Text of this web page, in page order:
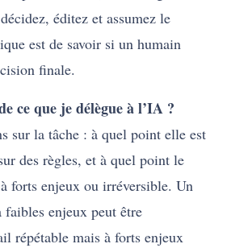
éditez et assumez le
est de savoir si un humain
finale.
ce que je délègue à l’IA ?
sur la tâche : à quel point elle est
des règles, et à quel point le
forts enjeux ou irréversible. Un
enjeux peut être
répétable mais à forts enjeux